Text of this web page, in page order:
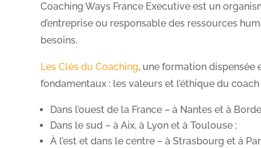
Coaching Ways France Executive est un
d’entreprise ou responsable des ressources
besoins.
Les Clés du Coaching, une formation dispensée
fondamentaux : les valeurs et l’éthique du
Dans l’ouest de la France – à Nantes et à
Dans le sud – à Aix, à Lyon et à Toulouse ;
À l’est et dans le centre – à Strasbourg et à